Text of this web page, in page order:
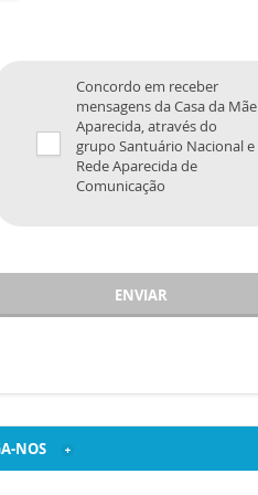
Concordo em receber
mensagens da Casa da Mãe
Aparecida, através do
grupo Santuário Nacional e
Rede Aparecida de
Comunicação
ENVIAR
NOS